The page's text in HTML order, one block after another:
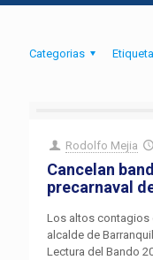
Categorias
Rodolfo Mejia
Cancelan
precarnaval
Los altos contagios
alcalde de
Lectura del Bando